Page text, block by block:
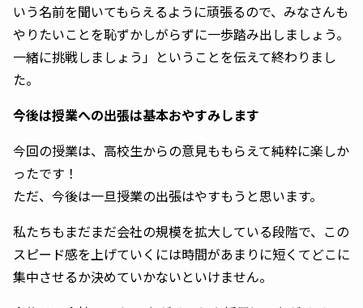
いう名前を聞いてもらえるように頑張るので、みなさんも
やりたいことを恥ずかしがらずに一歩踏み出しましょう。
一緒に挑戦しましょう」ということを伝えて終わりまし
た。
今後は授業への出張は基本おやすみします
今回の授業は、高校生からの意見ももらえて純粋に楽しか
ったです！
ただ、今後は一旦授業の出張はやすもうと思います。
私たちもまだまだ会社の規模を拡大している段階で、この
スピード感を上げていくには時間があまりに短くてどこに
集中させるか決めていかないといけません。